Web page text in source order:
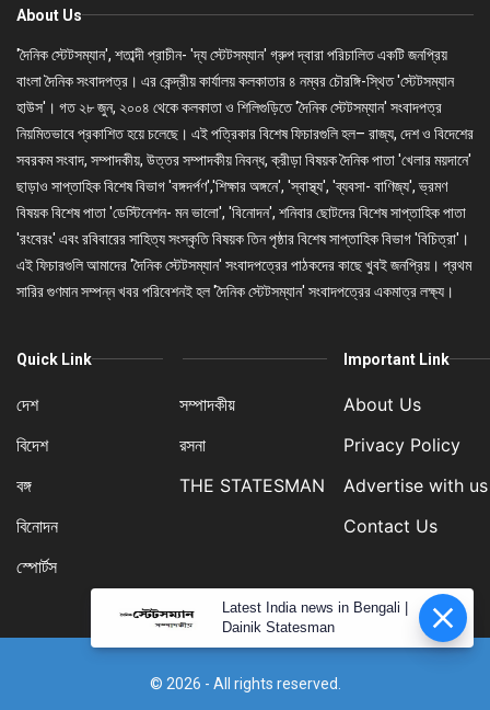
About Us
'দৈনিক স্টেটসম্যান', শতাব্দী প্রাচীন- 'দ্য স্টেটসম্যান' গ্রুপ দ্বারা পরিচালিত একটি জনপ্রিয়
বাংলা দৈনিক সংবাদপত্র। এর কেন্দ্রীয় কার্যালয় কলকাতার ৪ নম্বর চৌরঙ্গি-স্থিত 'স্টেটসম্যান
হাউস'। গত ২৮ জুন, ২০০৪ থেকে কলকাতা ও শিলিগুড়িতে 'দৈনিক স্টেটসম্যান' সংবাদপত্র
নিয়মিতভাবে প্রকাশিত হয়ে চলেছে। এই পত্রিকার বিশেষ ফিচারগুলি হল– রাজ্য, দেশ ও বিদেশের
সবরকম সংবাদ, সম্পাদকীয়, উত্তর সম্পাদকীয় নিবন্ধ, ক্রীড়া বিষয়ক দৈনিক পাতা 'খেলার ময়দানে'
ছাড়াও সাপ্তাহিক বিশেষ বিভাগ 'বঙ্গদর্পণ','শিক্ষার অঙ্গনে', 'স্বাস্থ্য', 'ব্যবসা- বাণিজ্য', ভ্রমণ
বিষয়ক বিশেষ পাতা 'ডেস্টিনেশন- মন ভালো', 'বিনোদন', শনিবার ছোটদের বিশেষ সাপ্তাহিক পাতা
'রংবেরং' এবং রবিবারের সাহিত্য সংস্কৃতি বিষয়ক তিন পৃষ্ঠার বিশেষ সাপ্তাহিক বিভাগ 'বিচিত্রা'।
এই ফিচারগুলি আমাদের 'দৈনিক স্টেটসম্যান' সংবাদপত্রের পাঠকদের কাছে খুবই জনপ্রিয়। প্রথম
সারির গুণমান সম্পন্ন খবর পরিবেশনই হল 'দৈনিক স্টেটসম্যান' সংবাদপত্রের একমাত্র লক্ষ্য।
Quick Link
দেশ
বিদেশ
বঙ্গ
বিনোদন
স্পোর্টস
সম্পাদকীয়
রসনা
THE STATESMAN
Important Link
About Us
Privacy Policy
Advertise with us
Contact Us
© 2026 - All rights reserved.
Latest India news in Bengali |
Dainik Statesman